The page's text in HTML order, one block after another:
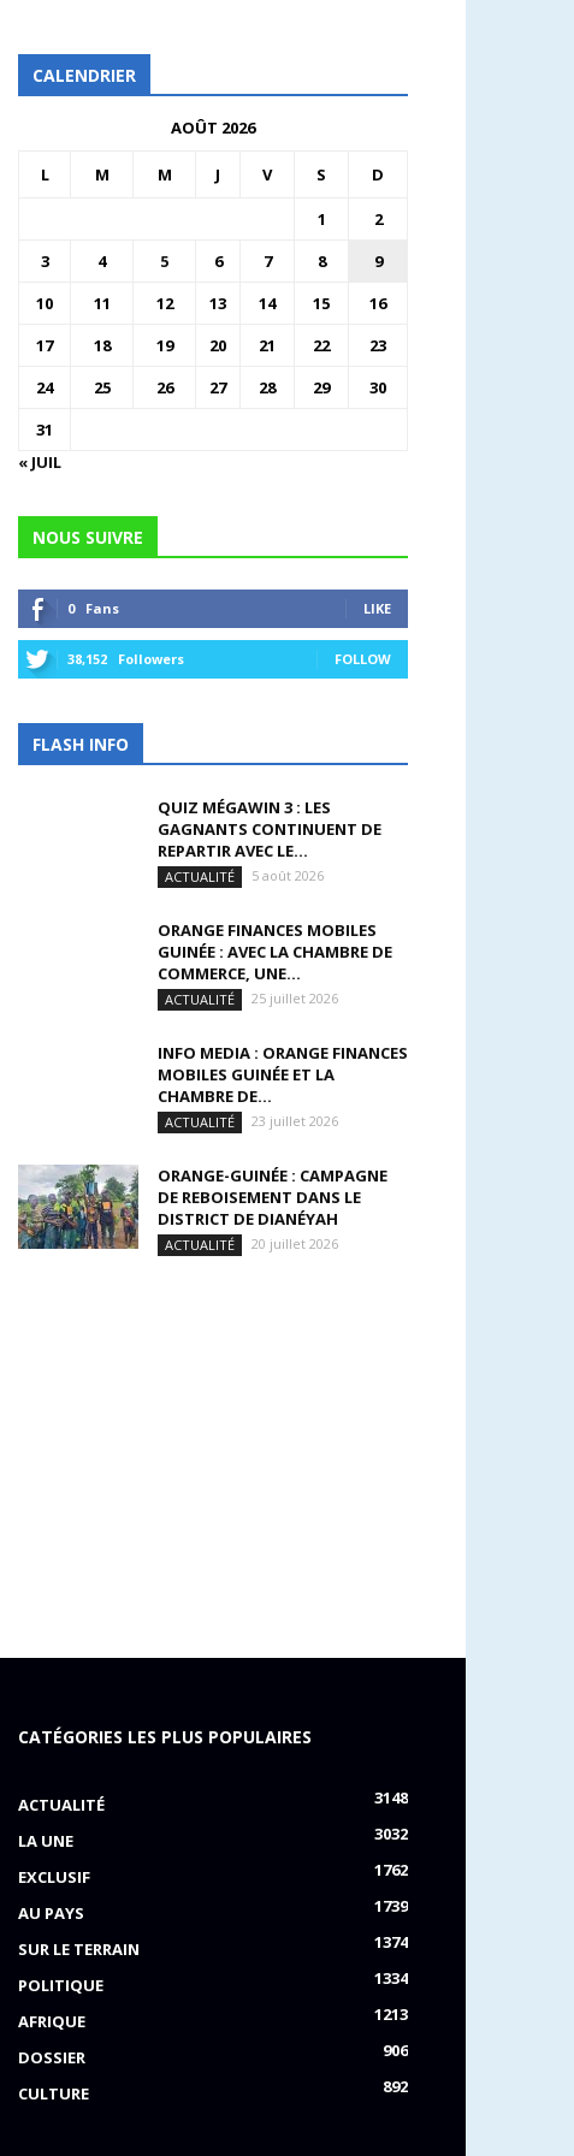
CALENDRIER
AOÛT 2026
L M M J V S D
1
2
3
4 5 6 7 8
9
10
11 12 13 14 15
16
17
18 19 20 21 22
23
24
25 26 27 28 29
30
31
« JUIL
NOUS SUIVRE
0 Fans LIKE
38,152 Followers FOLLOW
FLASH INFO
QUIZ MÉGAWIN 3 : LES
GAGNANTS CONTINUENT DE
REPARTIR AVEC LE...
ACTUALITÉ 5 août 2026
ORANGE FINANCES MOBILES
GUINÉE : AVEC LA CHAMBRE DE
COMMERCE, UNE...
ACTUALITÉ 25 juillet 2026
INFO MEDIA : ORANGE FINANCES
MOBILES GUINÉE ET LA
CHAMBRE DE...
ACTUALITÉ 23 juillet 2026
ORANGE-GUINÉE : CAMPAGNE
DE REBOISEMENT DANS LE
DISTRICT DE DIANÉYAH
ACTUALITÉ 20 juillet 2026
CATÉGORIES LES PLUS POPULAIRES
ACTUALITÉ
3148
LA UNE
3032
EXCLUSIF
1762
AU PAYS
1739
SUR LE TERRAIN
1374
POLITIQUE
1334
AFRIQUE
1213
DOSSIER
906
CULTURE
892